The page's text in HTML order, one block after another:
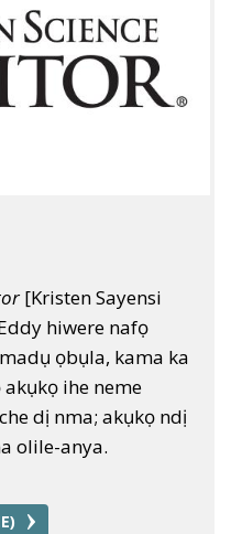
[Kristen Sayensi
hiwere nafọ
ọbụla, kama ka
ihe neme
dị nma; akụkọ ndị
olile-anya.